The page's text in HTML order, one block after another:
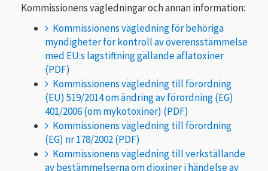
Kommissionens vägledningar och annan information:
Kommissionens vägledning för behöriga
myndigheter för kontroll av överensstämmelse
med EU:s lagstiftning gällande aflatoxiner
Kommissionens vägledning till förordning
(EU) 519/2014 om ändring av förordning (EG)
401/2006 (om mykotoxiner)
Kommissionens vägledning till förordning
(EG) nr 178/2002
Kommissionens vägledning till verkställande
av bestämmelserna om dioxiner i händelse av